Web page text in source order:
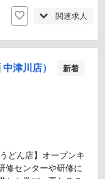
関連求人
津川店） 新着
どん店】オープンキ
修センターや研修に